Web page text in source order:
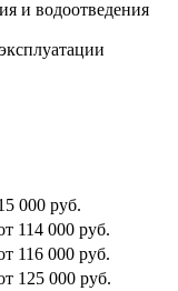
и водоотведения
000 руб.
114 000 руб.
116 000 руб.
125 000 руб.